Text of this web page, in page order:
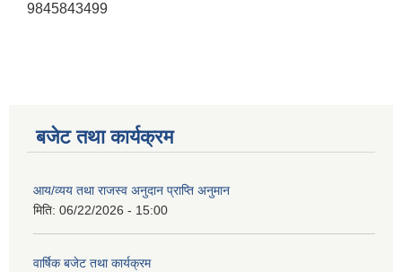
9845843499
बजेट तथा कार्यक्रम
आय/व्यय तथा राजस्व अनुदान प्राप्ति अनुमान
मिति: 06/22/2026 - 15:00
वार्षिक बजेट तथा कार्यक्रम